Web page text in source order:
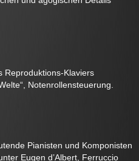
Reproduktions-Klaviers
Notenrollensteuerung.
Pianisten und Komponisten
Eugen d’Albert, Ferruccio